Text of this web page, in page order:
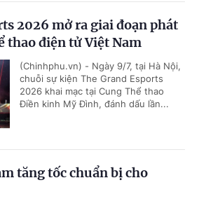
2026 mở ra giai đoạn phát
thao điện tử Việt Nam
(Chinhphu.vn) - Ngày 9/7, tại Hà Nội,
chuỗi sự kiện The Grand Esports
2026 khai mạc tại Cung Thể thao
Điền kinh Mỹ Đình, đánh dấu lần...
tăng tốc chuẩn bị cho